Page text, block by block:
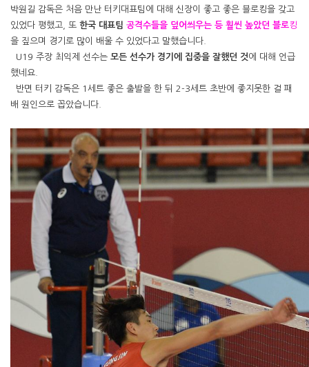
박원길 감독은 처음 만난 터키대표팀에 대해 신장이 좋고 좋은 블로킹을 갖고
있었다 평했고, 또 한국 대표팀 공격수들을 덮어씌우는 등 훨씬 높았던 블로킹
을 짚으며 경기로 많이 배울 수 있었다고 말했습니다.
U19 주장 최익제 선수는 모든 선수가 경기에 집중을 잘했던 것에 대해 언급
했네요.
반면 터키 감독은 1세트 좋은 출발을 한 뒤 2-3세트 초반에 좋지못한 걸 패
배 원인으로 꼽았습니다.